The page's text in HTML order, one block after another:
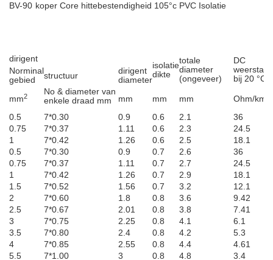
BV-90 koper Core hittebestendigheid 105°c PVC Isolatie
dirigent
isolatie
dikte
totale
diameter
(ongeveer)
DC
weerstand
bij 20 °C
Norminal
gebied
structuur
dirigent
diameter
mm2
No & diameter van
enkele draad mm
mm mm mm
Ohm/km
0.5
7*0.30 0.9 0.6 2.1
36
0.75
7*0.37 1.11 0.6 2.3
24.5
1
7*0.42 1.26 0.6 2.5
18.1
0.5
7*0.30 0.9 0.7 2.6
36
0.75
7*0.37 1.11 0.7 2.7
24.5
1
7*0.42 1.26 0.7 2.9
18.1
1.5
7*0.52 1.56 0.7 3.2
12.1
2
7*0.60 1.8 0.8 3.6
9.42
2.5
7*0.67 2.01 0.8 3.8
7.41
3
7*0.75 2.25 0.8 4.1
6.1
3.5
7*0.80 2.4 0.8 4.2
5.3
4
7*0.85 2.55 0.8 4.4
4.61
5.5
7*1.00 3 0.8 4.8
3.4